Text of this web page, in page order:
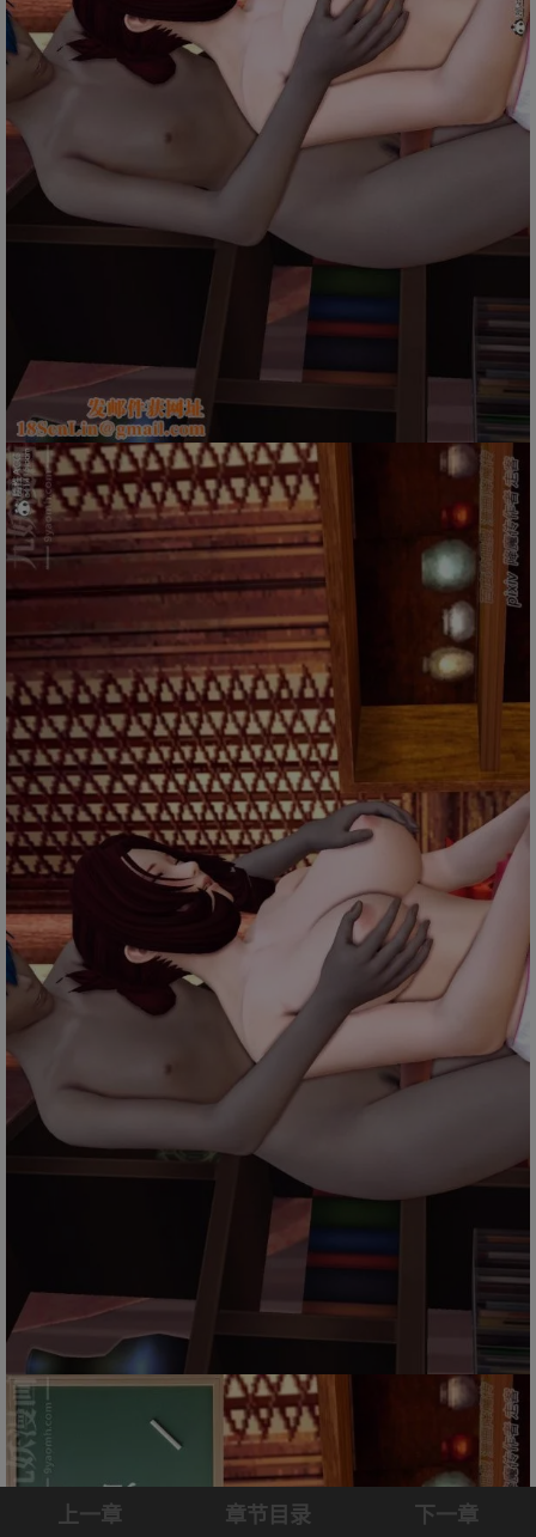
上一章 章节目录 下一章